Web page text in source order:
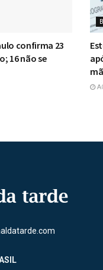
confirma 23
16 não se